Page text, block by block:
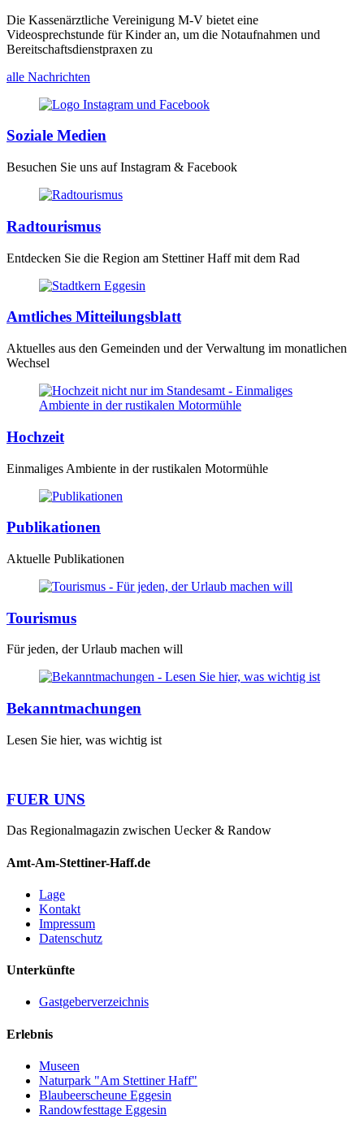
Die Kassenärztliche Vereinigung M-V bietet eine
Videosprechstunde für Kinder an, um die Notaufnahmen und
Bereitschaftsdienstpraxen zu
alle Nachrichten
Soziale Medien
Besuchen Sie uns auf Instagram & Facebook
Radtourismus
Entdecken Sie die Region am Stettiner Haff mit dem Rad
Amtliches Mitteilungsblatt
Aktuelles aus den Gemeinden und der Verwaltung im monatlichen
Wechsel
Hochzeit
Einmaliges Ambiente in der rustikalen Motormühle
Publikationen
Aktuelle Publikationen
Tourismus
Für jeden, der Urlaub machen will
Bekanntmachungen
Lesen Sie hier, was wichtig ist
FUER UNS
Das Regionalmagazin zwischen Uecker & Randow
Amt-Am-Stettiner-Haff.de
Lage
Kontakt
Impressum
Datenschutz
Unterkünfte
Gastgeberverzeichnis
Erlebnis
Museen
Naturpark "Am Stettiner Haff"
Blaubeerscheune Eggesin
Randowfesttage Eggesin